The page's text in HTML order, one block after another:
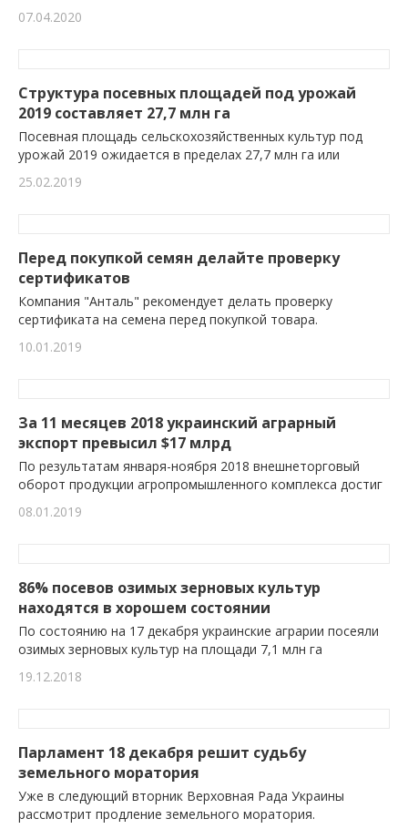
07.04.2020
Структура посевных площадей под урожай
2019 составляет 27,7 млн га
Посевная площадь сельскохозяйственных культур под
урожай 2019 ожидается в пределах 27,7 млн га или
25.02.2019
Перед покупкой семян делайте проверку
сертификатов
Компания "Анталь" рекомендует делать проверку
сертификата на семена перед покупкой товара.
10.01.2019
За 11 месяцев 2018 украинский аграрный
экспорт превысил $17 млрд
По результатам января-ноября 2018 внешнеторговый
оборот продукции агропромышленного комплекса достиг
08.01.2019
86% посевов озимых зерновых культур
находятся в хорошем состоянии
По состоянию на 17 декабря украинские аграрии посеяли
озимых зерновых культур на площади 7,1 млн га
19.12.2018
Парламент 18 декабря решит судьбу
земельного моратория
Уже в следующий вторник Верховная Рада Украины
рассмотрит продление земельного моратория.